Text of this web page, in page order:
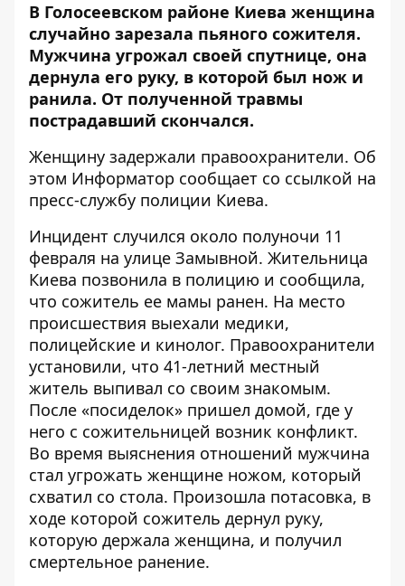
В Голосеевском районе Киева женщина
случайно зарезала пьяного сожителя.
Мужчина угрожал своей спутнице, она
дернула его руку, в которой был нож и
ранила. От полученной травмы
пострадавший скончался.
Женщину задержали правоохранители. Об
этом Информатор сообщает со ссылкой на
пресс-службу полиции Киева.
Инцидент случился около полуночи 11
февраля на улице Замывной. Жительница
Киева позвонила в полицию и сообщила,
что сожитель ее мамы ранен. На место
происшествия выехали медики,
полицейские и кинолог. Правоохранители
установили, что 41-летний местный
житель выпивал со своим знакомым.
После «посиделок» пришел домой, где у
него с сожительницей возник конфликт.
Во время выяснения отношений мужчина
стал угрожать женщине ножом, который
схватил со стола. Произошла потасовка, в
ходе которой сожитель дернул руку,
которую держала женщина, и получил
смертельное ранение.